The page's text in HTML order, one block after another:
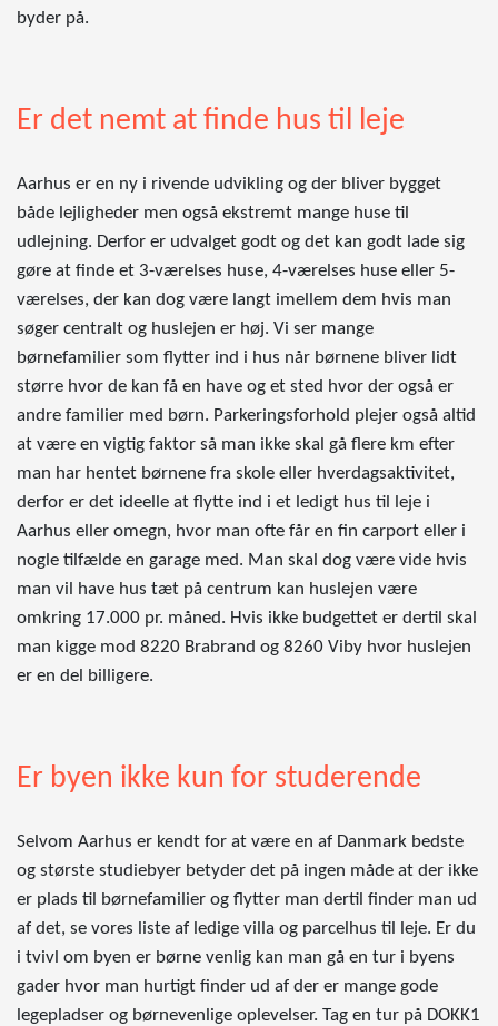
byder på.
Er det nemt at finde hus til leje
Aarhus er en ny i rivende udvikling og der bliver bygget
både lejligheder men også ekstremt mange huse til
udlejning. Derfor er udvalget godt og det kan godt lade sig
gøre at finde et 3-værelses huse, 4-værelses huse eller 5-
værelses, der kan dog være langt imellem dem hvis man
søger centralt og huslejen er høj. Vi ser mange
børnefamilier som flytter ind i hus når børnene bliver lidt
større hvor de kan få en have og et sted hvor der også er
andre familier med børn. Parkeringsforhold plejer også altid
at være en vigtig faktor så man ikke skal gå flere km efter
man har hentet børnene fra skole eller hverdagsaktivitet,
derfor er det ideelle at flytte ind i et ledigt hus til leje i
Aarhus eller omegn, hvor man ofte får en fin carport eller i
nogle tilfælde en garage med. Man skal dog være vide hvis
man vil have hus tæt på centrum kan huslejen være
omkring 17.000 pr. måned. Hvis ikke budgettet er dertil skal
man kigge mod 8220 Brabrand og 8260 Viby hvor huslejen
er en del billigere.
Er byen ikke kun for studerende
Selvom Aarhus er kendt for at være en af Danmark bedste
og største studiebyer betyder det på ingen måde at der ikke
er plads til børnefamilier og flytter man dertil finder man ud
af det, se vores liste af ledige villa og parcelhus til leje. Er du
i tvivl om byen er børne venlig kan man gå en tur i byens
gader hvor man hurtigt finder ud af der er mange gode
legepladser og børnevenlige oplevelser. Tag en tur på DOKK1